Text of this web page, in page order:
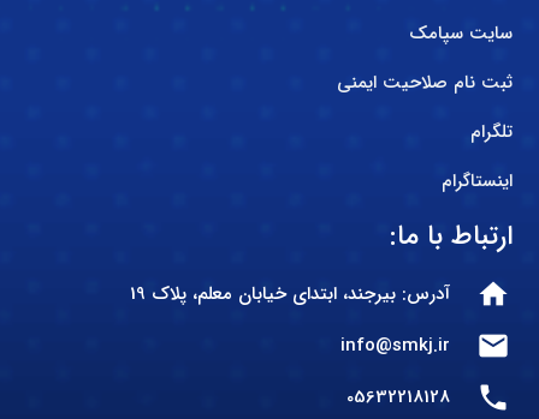
سایت سپامک
ثبت نام صلاحیت ایمنی
تلگرام
اینستاگرام
ارتباط با ما:
home آدرس: بیرجند، ابتدای خیابان معلم، پلاک 19
mail
info@smkj.ir
phone
05632218128